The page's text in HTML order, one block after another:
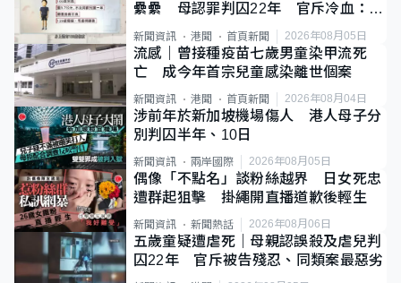
纍纍 母認罪判囚22年 官斥冷血：同
類案最惡劣
新聞資訊 港聞 首頁新聞 2026年08月05日
流感｜曾接種疫苗七歲男童染甲流死
亡 成今年首宗兒童感染離世個案
新聞資訊 港聞 首頁新聞 2026年08月04日
涉前年於新加坡機場傷人 港人母子分
別判囚半年、10日
新聞資訊 兩岸國際 2026年08月05日
偶像「不點名」談粉絲越界 日女死忠
遭群起狙擊 掛繩開直播道歉後輕生
新聞資訊 新聞熱話 2026年08月06日
五歲童疑遭虐死｜母親認誤殺及虐兒判
囚22年 官斥被告殘忍、同類案最惡劣